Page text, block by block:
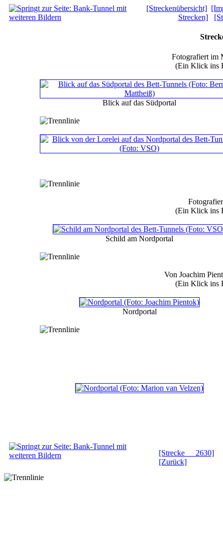
[Streckenübersicht]
Strecken]
Fotografiert im
(Ein Klick ins
Blick auf das Südportal
(Ein Klick ins
Schild am Nordportal
Von Joachim
(Ein Klick ins
Nordportal
[Strecke 2630]
[Zurück]